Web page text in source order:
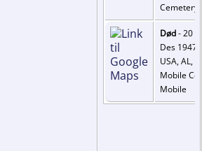
Cemetery
Død- 20
Des 1947 -
USA, AL,
Mobile
Mobile